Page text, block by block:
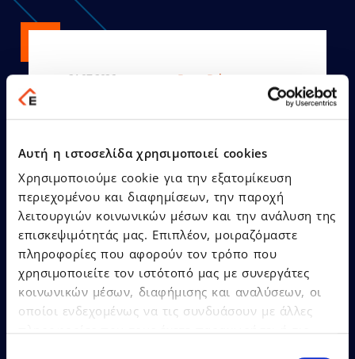
Αυτή η ιστοσελίδα χρησιμοποιεί cookies
Χρησιμοποιούμε cookie για την εξατομίκευση
περιεχομένου και διαφημίσεων, την παροχή
λειτουργιών κοινωνικών μέσων και την ανάλυση της
επισκεψιμότητάς μας. Επιπλέον, μοιραζόμαστε
πληροφορίες που αφορούν τον τρόπο που
χρησιμοποιείτε τον ιστότοπό μας με συνεργάτες
κοινωνικών μέσων, διαφήμισης και αναλύσεων, οι
οποίοι ενδεχομένως να τις συνδυάσουν με άλλες
21.07.2026 Press Releases
recognised as “SaaS Provider
of the Year” with 12
distinctions at the Cloud &
SaaS Awards 2026